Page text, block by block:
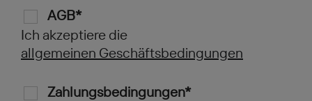
AGB*
Ich akzeptiere die
allgemeinen Geschäftsbedingungen
Zahlungsbedingungen*